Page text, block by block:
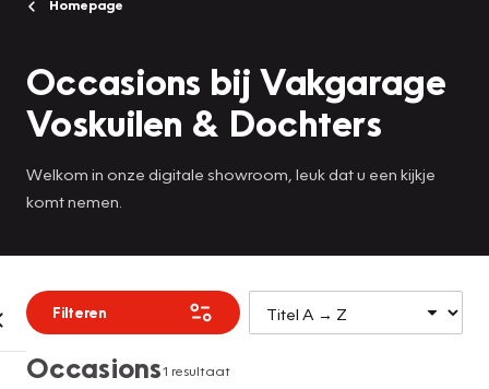
Homepage
Occasions bij Vakgarage
Voskuilen & Dochters
Welkom in onze digitale showroom, leuk dat u een kijkje
komt nemen.
Filteren
Occasions1 resultaat